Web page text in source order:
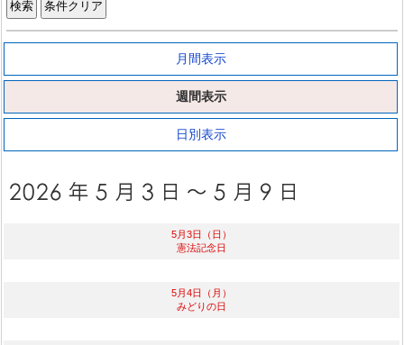
月間表示
週間表示
日別表示
5月3日（日）
憲法記念日
5月4日（月）
みどりの日